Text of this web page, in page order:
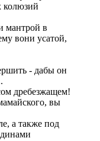
колюзий
мантрой в
вони усатой,
- дабы он
дребезжащем!
вы
а также под